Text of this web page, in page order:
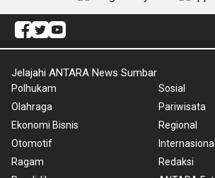
Jelajahi ANTARA News Sumbar
Polhukam
Olahraga
Ekonomi Bisnis
Otomotif
Ragam
Sosial
Pariwisata
Regional
Internasional
Redaksi